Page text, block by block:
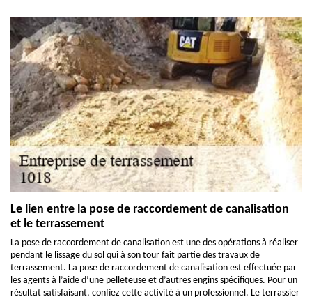
Le lien entre la pose de raccordement de canalisation
et le terrassement
La pose de raccordement de canalisation est une des opérations à réaliser
pendant le lissage du sol qui à son tour fait partie des travaux de
terrassement. La pose de raccordement de canalisation est effectuée par
les agents à l’aide d’une pelleteuse et d’autres engins spécifiques. Pour un
résultat satisfaisant, confiez cette activité à un professionnel. Le terrassier